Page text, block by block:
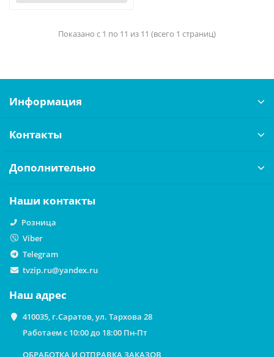
Показано с 1 по 11 из 11 (всего 1 страниц)
Информация
Контакты
Дополнительно
Наши контакты
Розница
Viber
Telegram
tvzip.ru@yandex.ru
Наш адрес
410035, г.Саратов, ул. Тархова 28
Работаем с 10:00 до 18:00 Пн-Пт
ОБРАБОТКА И ОТПРАВКА ЗАКАЗОВ